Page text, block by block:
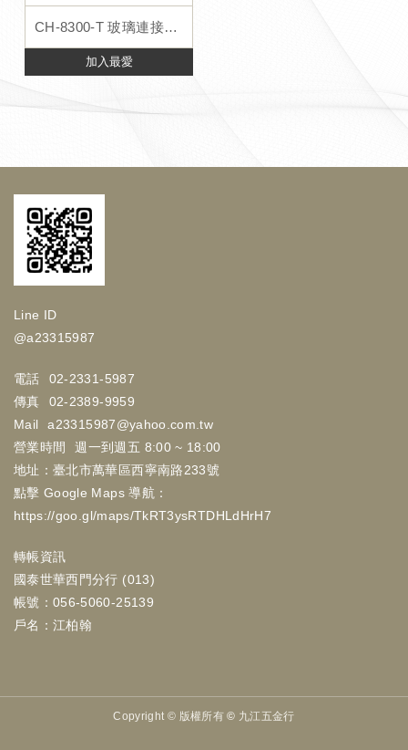
CH-8300-T 玻璃連接件系統專用工具
加入最愛
Line ID
@a23315987
電話
02-2331-5987
傳真
02-2389-9959
Mail
a23315987@yahoo.com.tw
營業時間
週一到週五 8:00 ~ 18:00
地址：臺北市萬華區西寧南路233號
點擊 Google Maps 導航：
https://goo.gl/maps/TkRT3ysRTDHLdHrH7
轉帳資訊
國泰世華西門分行 (013)
帳號：056-5060-25139
戶名：江柏翰
Copyright © 版權所有 © 九江五金行